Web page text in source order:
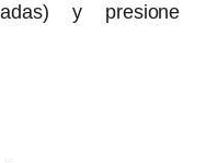
y presione